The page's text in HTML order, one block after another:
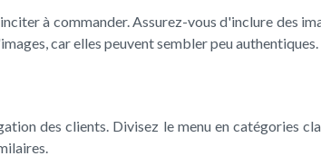
à commander. Assurez-vous d'inclure des
car elles peuvent sembler peu authentiques.
des clients. Divisez le menu en catégories